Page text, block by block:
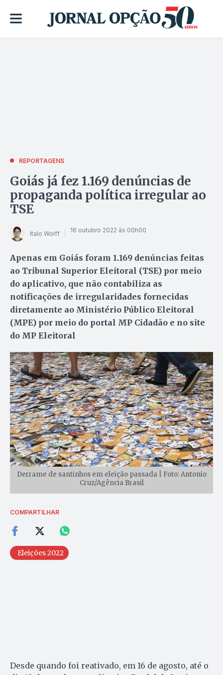
REPORTAGENS
Goiás já fez 1.169 denúncias de
propaganda política irregular ao
TSE
Italo Wolff 16 outubro 2022 às 00h00
Apenas em Goiás foram 1.169 denúncias feitas
ao Tribunal Superior Eleitoral (TSE) por meio
do aplicativo, que não contabiliza as
notificações de irregularidades fornecidas
diretamente ao Ministério Público Eleitoral
(MPE) por meio do portal MP Cidadão e no site
do MP Eleitoral
Derrame de santinhos em eleição passada | Foto: Antonio
Cruz/Agência Brasil
COMPARTILHAR
Eleições 2022
Desde quando foi reativado, em 16 de agosto, até o